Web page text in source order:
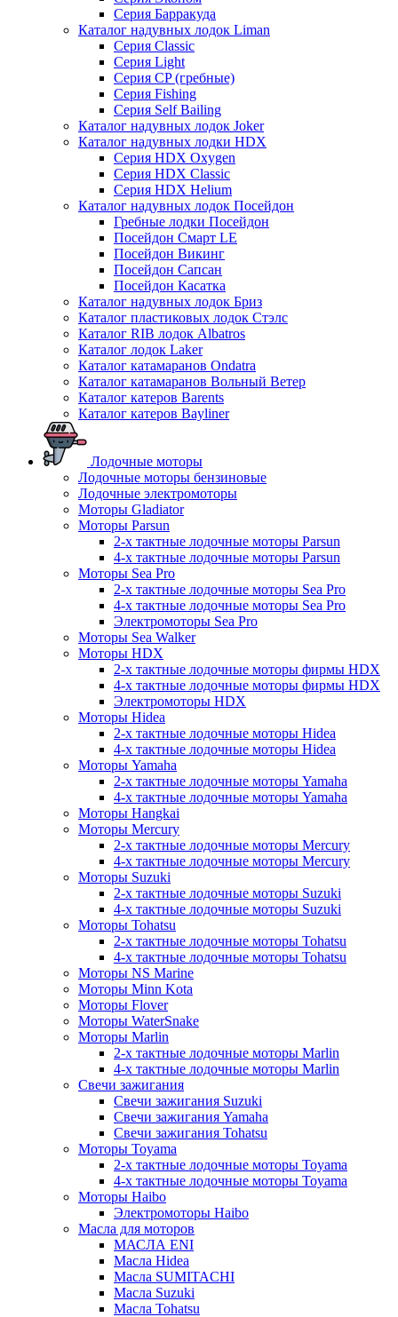
Серия Барракуда
Каталог надувных лодок Liman
Серия Classic
Серия Light
Серия CP (гребные)
Серия Fishing
Серия Self Bailing
Каталог надувных лодок Joker
Каталог надувных лодки HDX
Серия HDX Oxygen
Серия HDX Classic
Серия HDX Helium
Каталог надувных лодок Посейдон
Гребные лодки Посейдон
Посейдон Смарт LE
Посейдон Викинг
Посейдон Сапсан
Посейдон Касатка
Каталог надувных лодок Бриз
Каталог пластиковых лодок Стэлс
Каталог RIB лодок Albatros
Каталог лодок Laker
Каталог катамаранов Ondatra
Каталог катамаранов Вольный Ветер
Каталог катеров Barents
Каталог катеров Bayliner
Лодочные моторы
Лодочные моторы бензиновые
Лодочные электромоторы
Моторы Gladiator
Моторы Parsun
2-х тактные лодочные моторы Parsun
4-х тактные лодочные моторы Parsun
Моторы Sea Pro
2-х тактные лодочные моторы Sea Pro
4-х тактные лодочные моторы Sea Pro
Электромоторы Sea Pro
Моторы Sea Walker
Моторы HDX
2-х тактные лодочные моторы фирмы HDX
4-х тактные лодочные моторы фирмы HDX
Электромоторы HDX
Моторы Hidea
2-х тактные лодочные моторы Hidea
4-х тактные лодочные моторы Hidea
Моторы Yamaha
2-х тактные лодочные моторы Yamaha
4-х тактные лодочные моторы Yamaha
Моторы Hangkai
Моторы Mercury
2-х тактные лодочные моторы Mercury
4-х тактные лодочные моторы Mercury
Моторы Suzuki
2-х тактные лодочные моторы Suzuki
4-х тактные лодочные моторы Suzuki
Моторы Tohatsu
2-х тактные лодочные моторы Tohatsu
4-х тактные лодочные моторы Tohatsu
Моторы NS Marine
Моторы Minn Kota
Моторы Flover
Моторы WaterSnake
Моторы Marlin
2-х тактные лодочные моторы Marlin
4-х тактные лодочные моторы Marlin
Свечи зажигания
Свечи зажигания Suzuki
Свечи зажигания Yamaha
Свечи зажигания Tohatsu
Моторы Toyama
2-х тактные лодочные моторы Toyama
4-х тактные лодочные моторы Toyama
Моторы Haibo
Электромоторы Haibo
Масла для моторов
МАСЛА ENI
Масла Hidea
Масла SUMITACHI
Масла Suzuki
Масла Tohatsu